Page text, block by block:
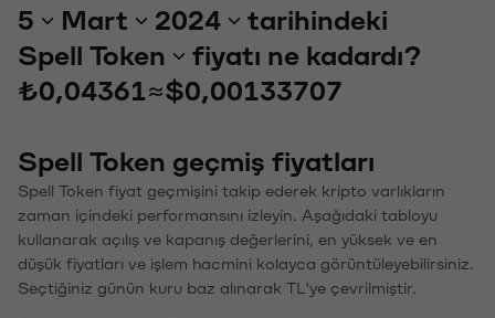
5 Mart 2024
tarihindeki
Spell Token
fiyatı ne kadardı?
₺0,04361 ≈$0,00133707
Spell Token geçmiş fiyatları
Spell Token fiyat geçmişini takip ederek kripto varlıkların
zaman içindeki performansını izleyin. Aşağıdaki tabloyu
kullanarak açılış ve kapanış değerlerini, en yüksek ve en
düşük fiyatları ve işlem hacmini kolayca görüntüleyebilirsiniz.
Seçtiğiniz günün kuru baz alınarak TL'ye çevrilmiştir.